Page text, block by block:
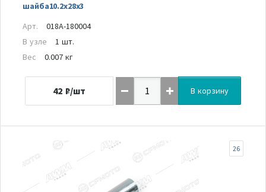
шайба10.2x28x3
Арт.
018A-180004
В узле
1 шт.
Вес
0.007 кг
42 ₽/шт В корзину
26